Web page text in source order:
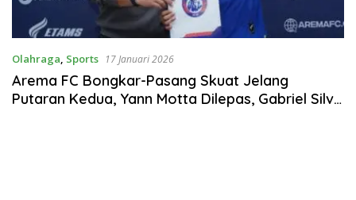
Olahraga, Sports 17 Januari 2026
Arema FC Bongkar-Pasang Skuat Jelang
Putaran Kedua, Yann Motta Dilepas, Gabriel Silva